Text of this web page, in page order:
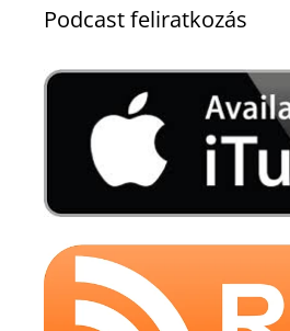
Podcast feliratkozás